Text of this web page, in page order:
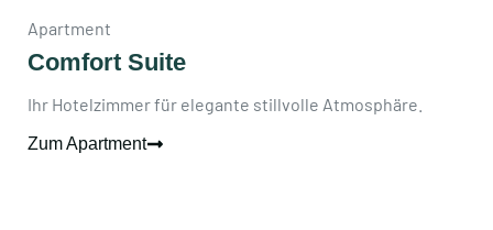
Apartment
Comfort Suite
Ihr Hotelzimmer für elegante stillvolle Atmosphäre.
Zum Apartment